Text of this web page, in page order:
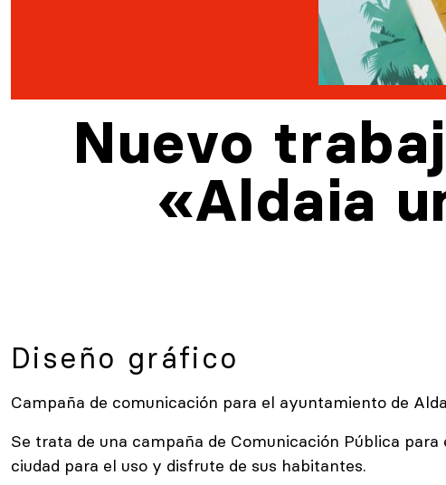
Nuevo
«Aldaia
Diseño gráfico
Campaña de comunicación para el ayuntamiento de
Se trata de una campaña de Comunicación Pública
ciudad para el uso y disfrute de sus habitantes.